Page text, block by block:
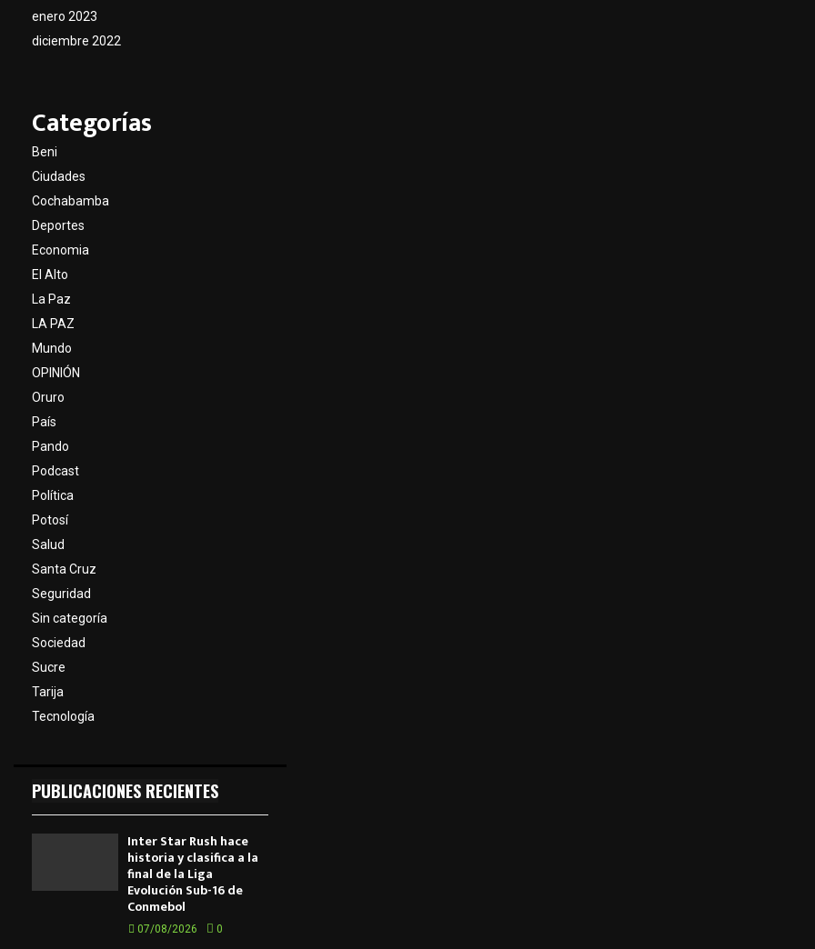
enero 2023
diciembre 2022
Categorías
Beni
Ciudades
Cochabamba
Deportes
Economia
El Alto
La Paz
LA PAZ
Mundo
OPINIÓN
Oruro
País
Pando
Podcast
Política
Potosí
Salud
Santa Cruz
Seguridad
Sin categoría
Sociedad
Sucre
Tarija
Tecnología
PUBLICACIONES RECIENTES
Inter Star Rush hace
historia y clasifica a la
final de la Liga
Evolución Sub-16 de
Conmebol
07/08/2026 0